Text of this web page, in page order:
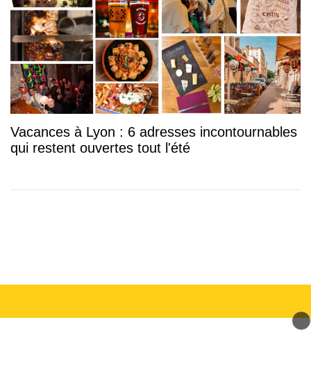
Vacances à Lyon : 6 adresses incontournables
qui restent ouvertes tout l'été